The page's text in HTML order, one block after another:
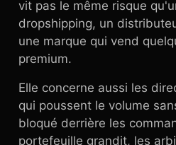
vit pas le même risque
dropshipping, un
une marque qui vend
premium.
Elle concerne aussi les
qui poussent le volume
bloqué derrière les
portefeuille grandit, les